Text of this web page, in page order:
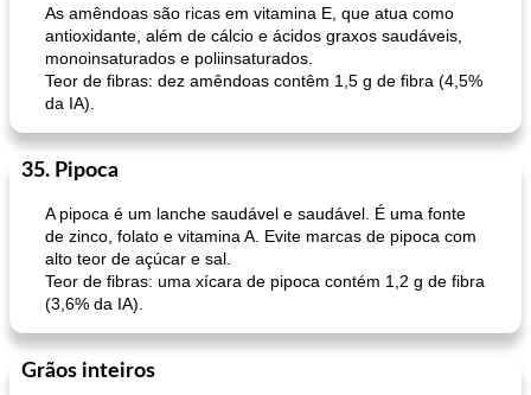
As amêndoas são ricas em vitamina E, que atua como
antioxidante, além de cálcio e ácidos graxos saudáveis,
monoinsaturados e poliinsaturados.
Teor de fibras: dez amêndoas contêm 1,5 g de fibra (4,5%
da IA).
35. Pipoca
A pipoca é um lanche saudável e saudável. É uma fonte
de zinco, folato e vitamina A. Evite marcas de pipoca com
alto teor de açúcar e sal.
Teor de fibras: uma xícara de pipoca contém 1,2 g de fibra
(3,6% da IA).
Grãos inteiros